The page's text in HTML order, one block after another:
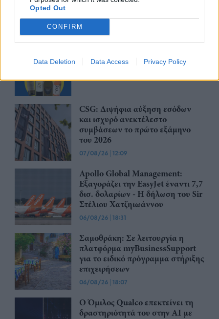
Opted Out
CONFIRM
Data Deletion Data Access Privacy Policy
Βραβευμένα κρασιά με την
υπογραφή της Lidl Ελλάς
07/08/26
CSG: Διψήφια αύξηση εσόδων
και ισχυρό ανεκτέλεστο
συμβάσεων το πρώτο εξάμηνο
του 2026
07/08/26 | 12:09
Apollo Global Management:
Εξαγοράζει την EasyJet έναντι 7,7
δισ. δολαρίων - Η δήλωση του Sir
Στέλιου Χατζηιωάννου
06/08/26 | 18:31
Σαμοθράκη: Σε λειτουργία η
πλατφόρμα myBusinessSupport
για το ειδικό πρόγραμμα στήριξης
επιχειρήσεων
06/08/26 | 18:07
Ο Όμιλος Qualco επεκτείνει τη
δραστηριότητά του στην ΑΙ με